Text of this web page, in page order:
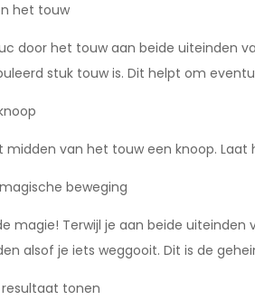
het touw
door het touw aan beide uiteinden
stuk touw is. Dit helpt om
midden van het touw een knoop.
beweging
magie! Terwijl je aan beide
alsof je iets weggooit. Dit is de
resultaat tonen